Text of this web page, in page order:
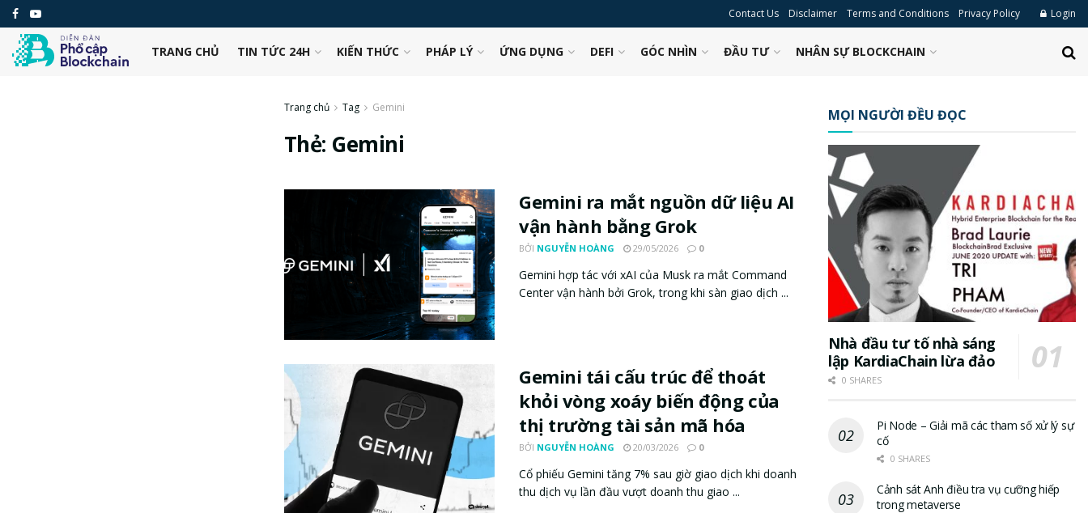
Contact Us Disclaimer Terms and Conditions Privacy Policy Login
TRANG CHỦ TIN TỨC 24H KIẾN THỨC PHÁP LÝ ỨNG DỤNG DEFI GÓC NHÌN ĐẦU TƯ NHÂN SỰ BLOCKCHAIN
Trang chủ Tag Gemini
Thẻ: Gemini
Gemini ra mắt nguồn dữ liệu AI
vận hành bằng Grok
BỞI NGUYỄN HOÀNG 29/05/2026 0
Gemini hợp tác với xAI của Musk ra mắt Command
Center vận hành bởi Grok, trong khi sàn giao dịch ...
Gemini tái cấu trúc để thoát
khỏi vòng xoáy biến động của
thị trường tài sản mã hóa
BỞI NGUYỄN HOÀNG 20/03/2026 0
Cổ phiếu Gemini tăng 7% sau giờ giao dịch khi doanh
thu dịch vụ lần đầu vượt doanh thu giao ...
MỌI NGƯỜI ĐỀU ĐỌC
Nhà đầu tư tố nhà sáng
lập KardiaChain lừa đảo
0 SHARES
Pi Node – Giải mã các tham số xử lý sự
cố
0 SHARES
Cảnh sát Anh điều tra vụ cưỡng hiếp
trong metaverse